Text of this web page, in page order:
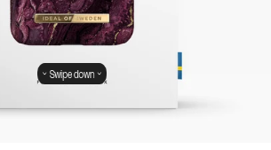
Swipe down